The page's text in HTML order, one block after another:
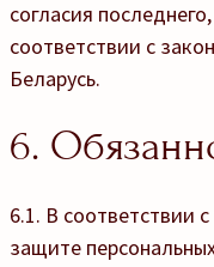
согласия
соответствии с
Беларусь.
6.
6.1. В соответствии
защите